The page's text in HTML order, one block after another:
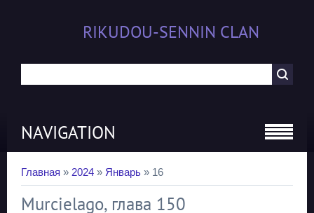
RIKUDOU-SENNIN CLAN
NAVIGATION
Главная » 2024 » Январь » 16
Murcielago, глава 150